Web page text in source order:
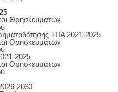
Θρησκευμάτων
ΤΠΑ 2021-2025
Θρησκευμάτων
2025
Θρησκευμάτων
2030